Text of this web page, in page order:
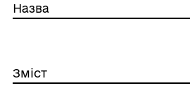
Назва
Зміст